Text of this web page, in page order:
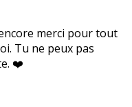
merci pour tout
Tu ne peux pas
❤️